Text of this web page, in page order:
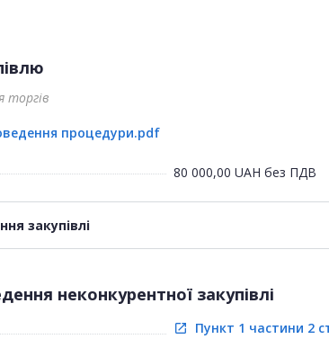
торгів
процедури.pdf
80 000,00 UAH без ПДВ
закупівлі
неконкурентної закупівлі
open_in_new
Пункт 1 частини 2